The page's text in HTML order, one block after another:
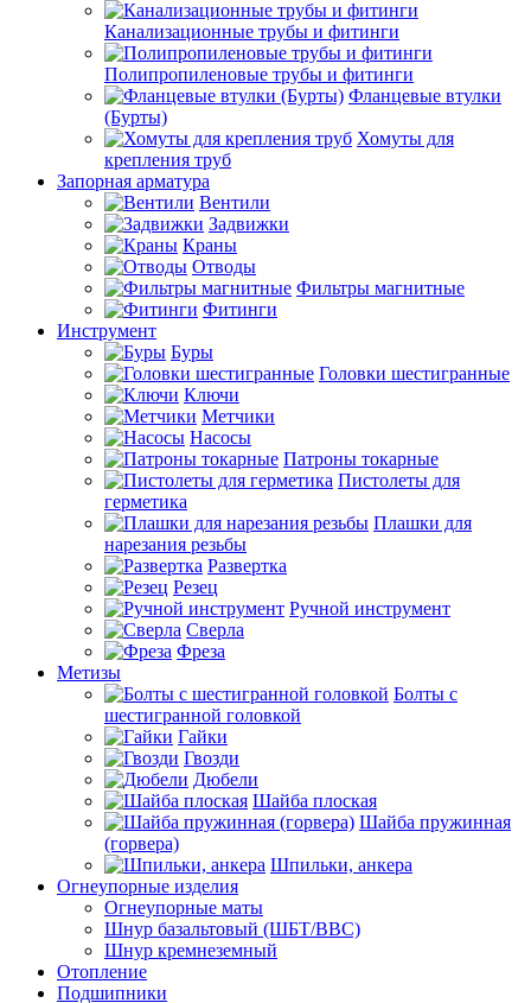
Канализационные трубы и фитинги
Полипропиленовые трубы и фитинги
Фланцевые втулки
(Бурты)
Хомуты для
крепления труб
Запорная арматура
Вентили
Задвижки
Краны
Отводы
Фильтры магнитные
Фитинги
Инструмент
Буры
Головки шестигранные
Ключи
Метчики
Насосы
Патроны токарные
Пистолеты для
герметика
Плашки для
нарезания резьбы
Развертка
Резец
Ручной инструмент
Сверла
Фреза
Метизы
Болты с
шестигранной головкой
Гайки
Гвозди
Дюбели
Шайба плоская
Шайба пружинная
(горвера)
Шпильки, анкера
Огнеупорные изделия
Огнеупорные маты
Шнур базальтовый (ШБТ/ВВС)
Шнур кремнеземный
Отопление
Подшипники